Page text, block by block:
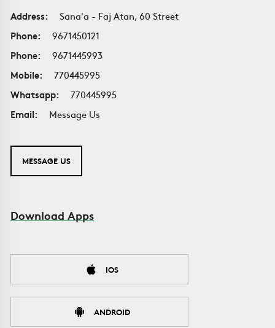
Address:
Sana'a - Faj Atan, 60 Street
Phone:
9671450121
Phone:
9671445993
Mobile:
770445995
Whatsapp:
770445995
Email:
Message Us
MESSAGE US
Download Apps
IOS
ANDROID